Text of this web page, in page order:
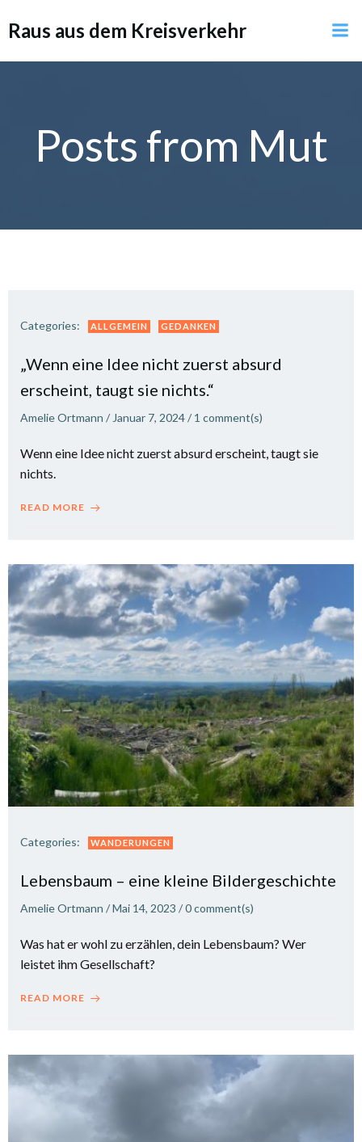
Inhalt
Raus aus dem Kreisverkehr
Posts from Mut
Categories: ALLGEMEIN GEDANKEN
„Wenn eine Idee nicht zuerst absurd
erscheint, taugt sie nichts.“
Amelie Ortmann / Januar 7, 2024/ 1 comment(s)
Wenn eine Idee nicht zuerst absurd erscheint, taugt sie
nichts.
READ MORE
Categories: WANDERUNGEN
Lebensbaum – eine kleine Bildergeschichte
Amelie Ortmann /Mai 14, 2023 /0comment(s)
Was hat er wohl zu erzählen, dein Lebensbaum? Wer
leistet ihm Gesellschaft?
READ MORE